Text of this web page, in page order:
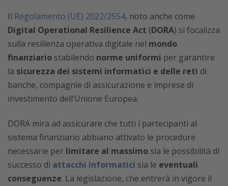
Il Regolamento (UE) 2022/2554, noto anche come
Digital Operational Resilience Act (DORA) si focalizza
sulla resilienza operativa digitale nel mondo
finanziario stabilendo norme uniformi per garantire
la sicurezza dei sistemi informatici e delle reti di
banche, compagnie di assicurazione e imprese di
investimento dell’Unione Europea.
DORA mira ad assicurare che tutti i partecipanti al
sistema finanziario abbiano attivato le procedure
necessarie per limitare al massimo sia le possibilità di
successo di attacchi informatici sia le eventuali
conseguenze. La legislazione, che entrerà in vigore il